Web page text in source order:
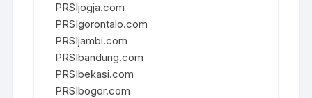
PRSIjogja.com
PRSIgorontalo.com
PRSIjambi.com
PRSIbandung.com
PRSIbekasi.com
PRSIbogor.com